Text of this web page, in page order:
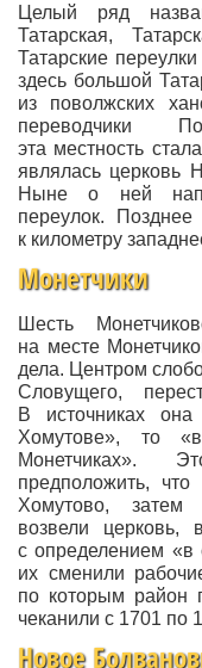
Целый ряд
Татарская,
Татарские
здесь большой
из поволжских
переводчики
эта местность
являлась церковь
Ныне о ней
переулок.
к километру
Монетчики
Шесть
на месте
дела. Центром
Словущего,
В источниках
Хомутове», то
Монетчиках».
предположить,
Хомутово, затем
возвели
с определением «в
их сменили
по которым район
чеканили с 1701 по
Новое